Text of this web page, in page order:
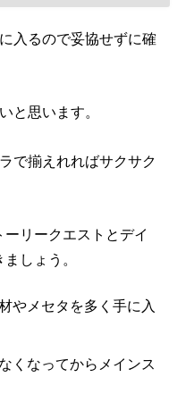
入るので妥協せずに確
と思います。
で揃えれればサクサク
リークエストとデイ
しょう。
やメセタを多く手に入
くなってからメインス